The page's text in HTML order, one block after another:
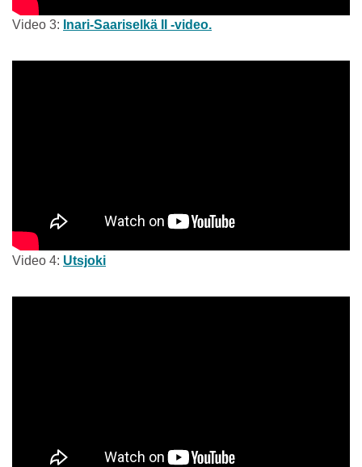
Video 3: Inari-Saariselkä II -video.
Video 4: Utsjoki